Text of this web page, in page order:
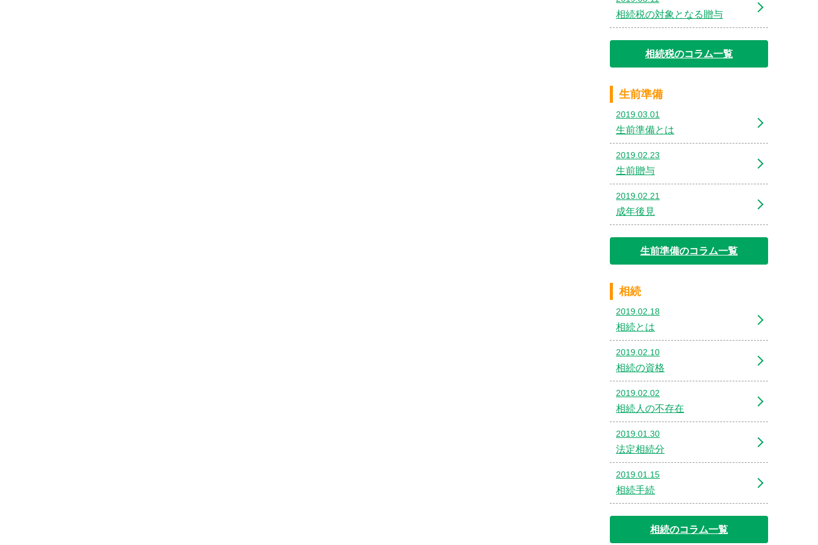
相続税の対象となる贈与
相続税のコラム一覧
生前準備
2019.03.01
生前準備とは
2019.02.23
生前贈与
2019.02.21
成年後見
生前準備のコラム一覧
相続
2019.02.18
相続とは
2019.02.10
相続の資格
2019.02.02
相続人の不存在
2019.01.30
法定相続分
2019.01.15
相続手続
相続のコラム一覧